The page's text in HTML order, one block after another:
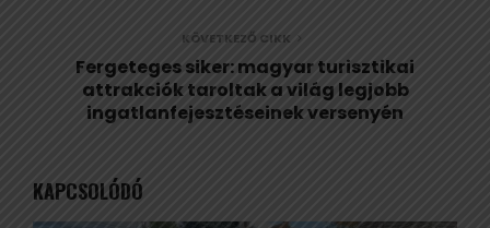
KÖVETKEZŐ CIKK
Fergeteges siker: magyar turisztikai
attrakciók taroltak a világ legjobb
ingatlanfejesztéseinek versenyén
KAPCSOLÓDÓ